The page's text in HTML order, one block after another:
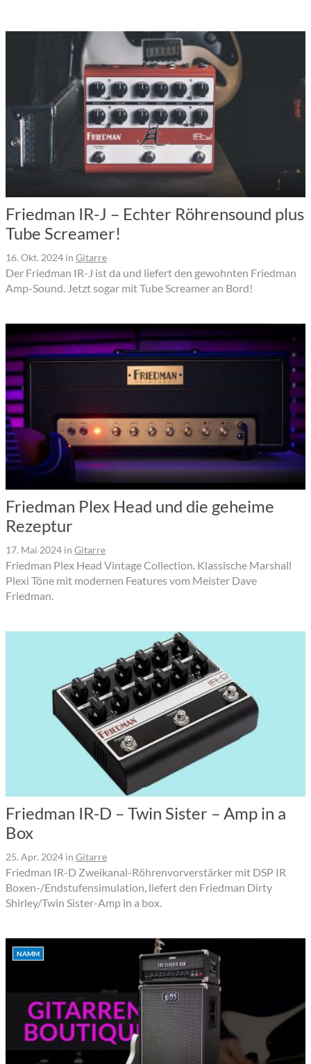
Friedman IR-J – Echter Röhrensound plus
Tube Screamer!
16. Okt. 2024 in Gitarre
Der Friedman IR-J ist da und liefert den gewohnten Friedman
Amp-Sound. Jetzt sogar mit Tube Screamer an Bord!
Friedman Plex Head und die geheime
Rezeptur
17. Mai 2024 in Gitarre
Friedman Plex Head Vintage Collection. Klassische Marshall
Plexi Töne mit modernen Features vom Meister Dave
Friedman.
Friedman IR-D – Twin Sister – Amp in a
Box
25. Apr. 2024 in Gitarre
Friedman IR-D Zweikanal-Röhrenvorverstärker mit DSP IR
Boxen-/Endstufensimulation, liefert den Friedman Dirty
Shirley/Twin Sister-Amp in a box.
NAMM